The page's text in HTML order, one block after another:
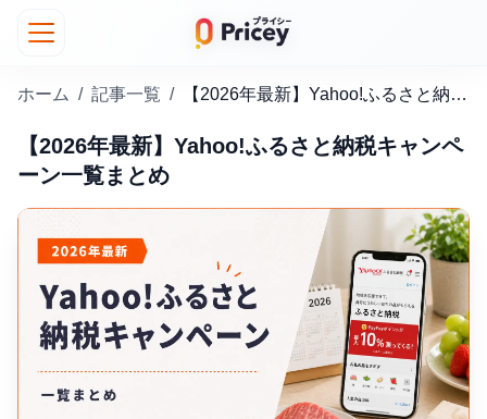
ホーム / 記事一覧 / 【2026年最新】Yahoo!ふるさと納税キャンペーン一覧まとめ
【2026年最新】Yahoo!ふるさと納税キャンペ
ーン一覧まとめ